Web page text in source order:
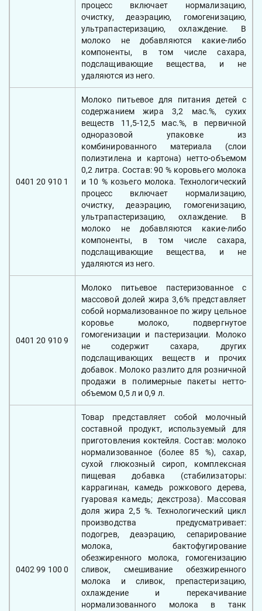
процесс включает нормализацию,
очистку, деаэрацию, гомогенизацию,
ультрапастеризацию, охлаждение. В
молоко не добавляются какие-либо
компоненты, в том числе сахара,
подслащивающие вещества, и не
удаляются из него.
0401 20 910 1
Молоко питьевое для питания детей с
содержанием жира 3,2 мас.%, сухих
веществ 11,5-12,5 мас.%, в первичной
одноразовой упаковке из
комбинированного материала (слои
полиэтилена и картона) нетто-объемом
0,2 литра. Состав: 90 % коровьего молока
и 10 % козьего молока. Технологический
процесс включает нормализацию,
очистку, деаэрацию, гомогенизацию,
ультрапастеризацию, охлаждение. В
молоко не добавляются какие-либо
компоненты, в том числе сахара,
подслащивающие вещества, и не
удаляются из него.
0401 20 910 9
Молоко питьевое пастеризованное с
массовой долей жира 3,6% представляет
собой нормализованное по жиру цельное
коровье молоко, подвергнутое
гомогенизации и пастеризации. Молоко
не содержит сахара, других
подслащивающих веществ и прочих
добавок. Молоко разлито для розничной
продажи в полимерные пакеты нетто-
объемом 0,5 л и 0,9 л.
0402 99 100 0
Товар представляет собой молочный
составной продукт, используемый для
приготовления коктейля. Состав: молоко
нормализованное (более 85 %), сахар,
сухой глюкозный сироп, комплексная
пищевая добавка (стабилизаторы:
каррагинан, камедь рожкового дерева,
гуаровая камедь; декстроза). Массовая
доля жира 2,5 %. Технологический цикл
производства предусматривает:
подогрев, деаэрацию, сепарирование
молока, бактофугирование
обезжиренного молока, гомогенизацию
сливок, смешивание обезжиренного
молока и сливок, препастеризацию,
охлаждение и перекачивание
нормализованного молока в танк